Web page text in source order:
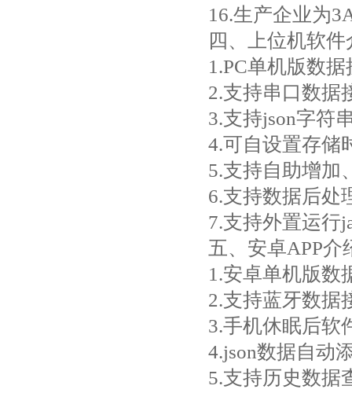
16.生产企业为
四、上位机软件
1.PC单机版数
2.支持串口数据
3.支持json字符
4.可自设置存储
5.支持自助增加
6.支持数据后处
7.支持外置运行
五、安卓APP介
1.安卓单机版数
2.支持蓝牙数据
3.手机休眠后软
4.json数据自动
5.支持历史数据